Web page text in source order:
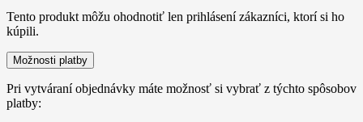
Tento produkt môžu ohodnotiť len prihlásení zákazníci, ktorí si ho
kúpili.
Možnosti platby
Pri vytváraní objednávky máte možnosť si vybrať z týchto spôsobov
platby: